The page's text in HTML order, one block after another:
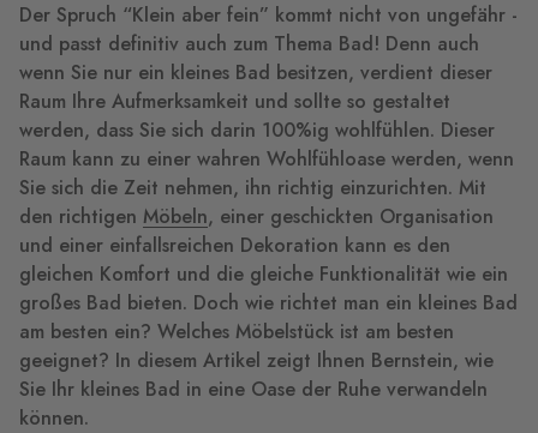
Der Spruch “Klein aber fein” kommt nicht von ungefähr -
und passt definitiv auch zum Thema Bad! Denn auch
wenn Sie nur ein kleines Bad besitzen, verdient dieser
Raum Ihre Aufmerksamkeit und sollte so gestaltet
werden, dass Sie sich darin 100%ig wohlfühlen. Dieser
Raum kann zu einer wahren Wohlfühloase werden, wenn
Sie sich die Zeit nehmen, ihn richtig einzurichten. Mit
den richtigen Möbeln, einer geschickten Organisation
und einer einfallsreichen Dekoration kann es den
gleichen Komfort und die gleiche Funktionalität wie ein
großes Bad bieten. Doch wie richtet man ein kleines Bad
am besten ein? Welches Möbelstück ist am besten
geeignet? In diesem Artikel zeigt Ihnen Bernstein, wie
Sie Ihr kleines Bad in eine Oase der Ruhe verwandeln
können.